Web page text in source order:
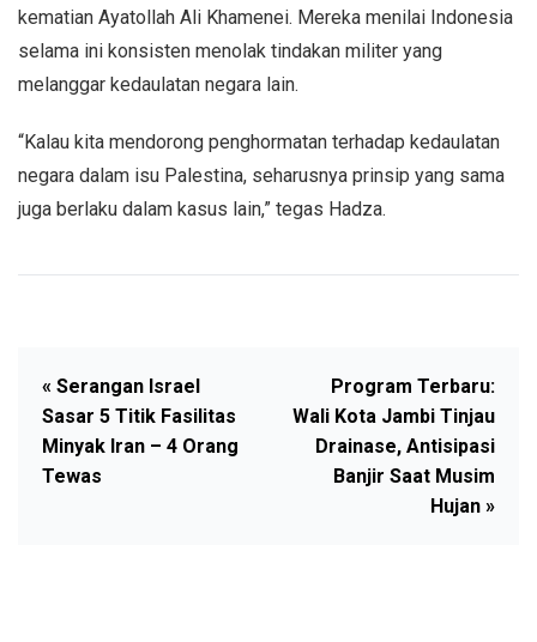
kematian Ayatollah Ali Khamenei. Mereka menilai Indonesia
selama ini konsisten menolak tindakan militer yang
melanggar kedaulatan negara lain.
“Kalau kita mendorong penghormatan terhadap kedaulatan
negara dalam isu Palestina, seharusnya prinsip yang sama
juga berlaku dalam kasus lain,” tegas Hadza.
« Serangan Israel
Sasar 5 Titik Fasilitas
Minyak Iran – 4 Orang
Tewas
Program Terbaru:
Wali Kota Jambi Tinjau
Drainase, Antisipasi
Banjir Saat Musim
Hujan »